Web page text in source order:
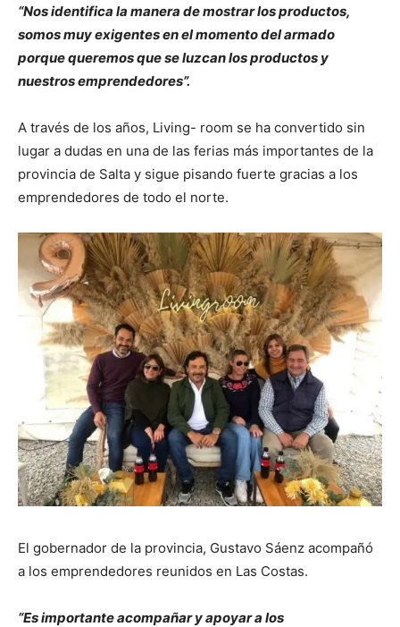
“Nos identifica la manera de mostrar los productos,
somos muy exigentes en el momento del armado
porque queremos que se luzcan los productos y
nuestros emprendedores”.
A través de los años, Living- room se ha convertido sin
lugar a dudas en una de las ferias más importantes de la
provincia de Salta y sigue pisando fuerte gracias a los
emprendedores de todo el norte.
El gobernador de la provincia, Gustavo Sáenz acompañó
a los emprendedores reunidos en Las Costas.
“Es importante acompañar y apoyar a los